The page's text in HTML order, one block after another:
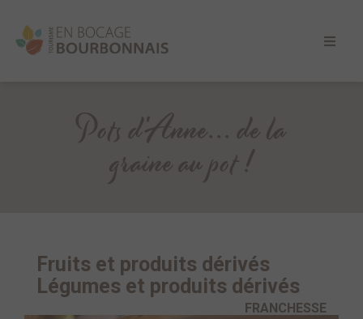
Pots d'Anne... de la
graine au pot !
Fruits et produits dérivés
Légumes et produits dérivés
FRANCHESSE